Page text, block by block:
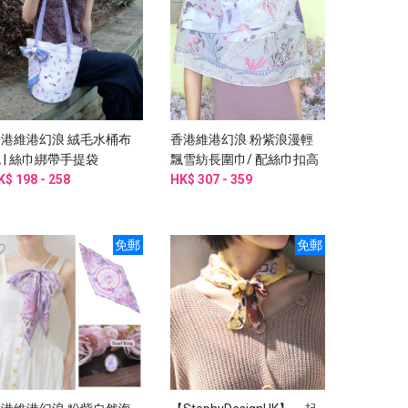
維港幻浪 絨毛水桶布
| 絲巾綁帶手提袋
198 - 258
香港維港幻浪 粉紫浪漫輕
飄雪紡長圍巾/ 配絲巾扣高
雅禮盒
HK$ 307 - 359
免郵 免郵